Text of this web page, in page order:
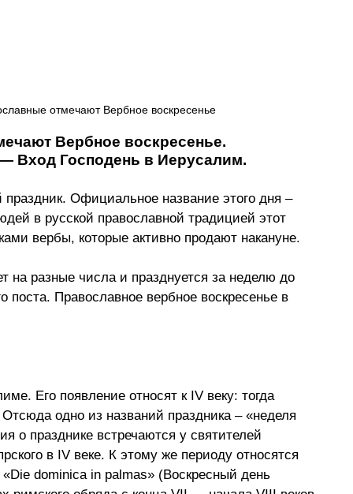
отмечают Вербное воскресенье
Вербное воскресенье.
Вход Господень в Иерусалим.
Официальное название этого дня –
в русской православной традицией этот
вербы, которые активно продают накануне.
на разные числа и празднуется за неделю до
поста. Православное вербное воскресенье в
Его появление относят к IV веку: тогда
одно из названий праздника – «неделя
о празднике встречаются у святителей
в IV веке. К этому же периоду относятся
dominica in palmas» (Воскресный день